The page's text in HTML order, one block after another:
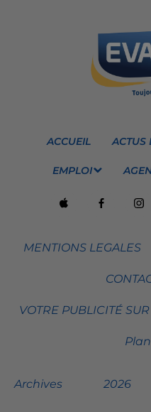
ACCUEIL ACTUS
EMPLOI
MENTIONS LEGALES
VOTRE PUBLICITÉ
Archives 2026